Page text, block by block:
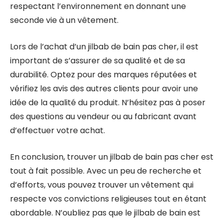
respectant l’environnement en donnant une
seconde vie à un vêtement.
Lors de l’achat d’un jilbab de bain pas cher, il est
important de s’assurer de sa qualité et de sa
durabilité. Optez pour des marques réputées et
vérifiez les avis des autres clients pour avoir une
idée de la qualité du produit. N’hésitez pas à poser
des questions au vendeur ou au fabricant avant
d’effectuer votre achat.
En conclusion, trouver un jilbab de bain pas cher est
tout à fait possible. Avec un peu de recherche et
d’efforts, vous pouvez trouver un vêtement qui
respecte vos convictions religieuses tout en étant
abordable. N’oubliez pas que le jilbab de bain est